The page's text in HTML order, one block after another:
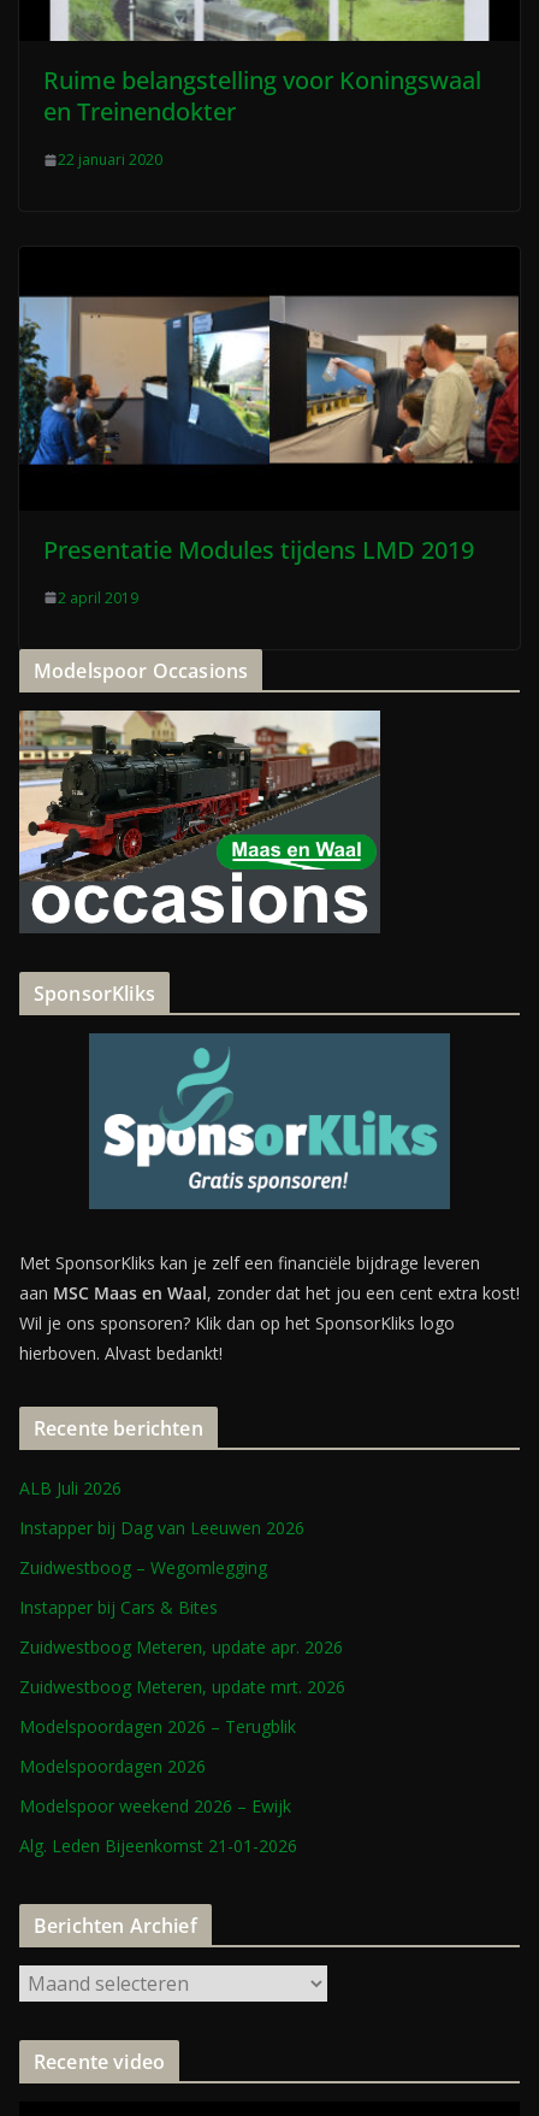
Ruime belangstelling voor Koningswaal
en Treinendokter
22 januari 2020
Presentatie Modules tijdens LMD 2019
2 april 2019
Modelspoor Occasions
SponsorKliks
Met SponsorKliks kan je zelf een financiële bijdrage leveren
aan MSC Maas en Waal, zonder dat het jou een cent extra kost!
Wil je ons sponsoren? Klik dan op het SponsorKliks logo
hierboven. Alvast bedankt!
Recente berichten
ALB Juli 2026
Instapper bij Dag van Leeuwen 2026
Zuidwestboog – Wegomlegging
Instapper bij Cars & Bites
Zuidwestboog Meteren, update apr. 2026
Zuidwestboog Meteren, update mrt. 2026
Modelspoordagen 2026 – Terugblik
Modelspoordagen 2026
Modelspoor weekend 2026 – Ewijk
Alg. Leden Bijeenkomst 21-01-2026
Berichten Archief
Recente video